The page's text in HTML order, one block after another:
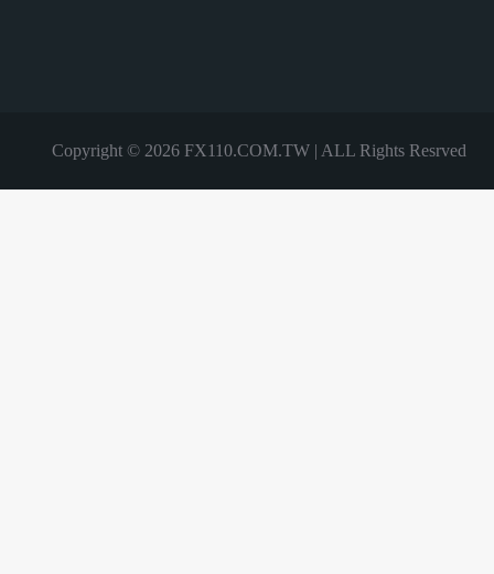
Copyright © 2026 FX110.COM.TW | ALL Rights Resrved